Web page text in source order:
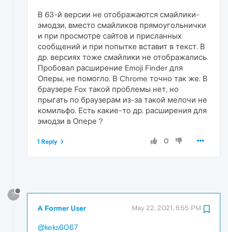
В 63-й версии не отображаются смайлики-
эмодзи, вместо смайликов прямоугольнички
и при просмотре сайтов и присланных
сообщений и при попытке вставит в текст. В
др. версиях тоже смайлики не отображались.
Пробовал расширение Emoji Finder для
Оперы, не помогло. В Chrome точно так же. В
браузере Fox такой проблемы нет, но
прыгать по браузерам из-за такой мелочи не
комильфо. Есть какие-то др. расширения для
эмодзи в Опере ?
0
1 Reply
?
A Former User May 22, 2021, 6:55 PM
@keks6067